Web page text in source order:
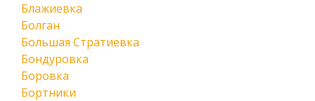
Блажиевка
Болган
Большая Стратиевка
Бондуровка
Боровка
Бортники